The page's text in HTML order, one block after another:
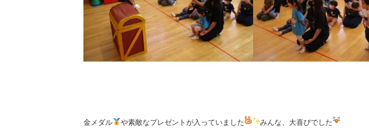
金メダル や素敵なプレゼントが入っていました みんな、大喜びでした